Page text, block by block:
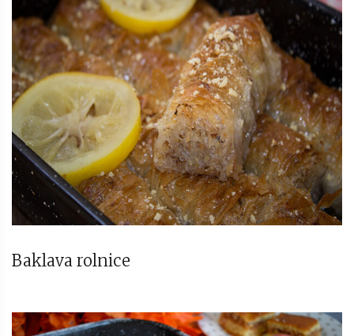
Baklava rolnice